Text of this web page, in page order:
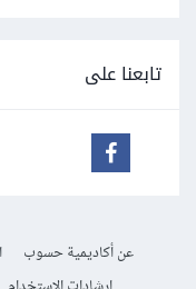
تابعنا على
عن أكاديمية حسوب